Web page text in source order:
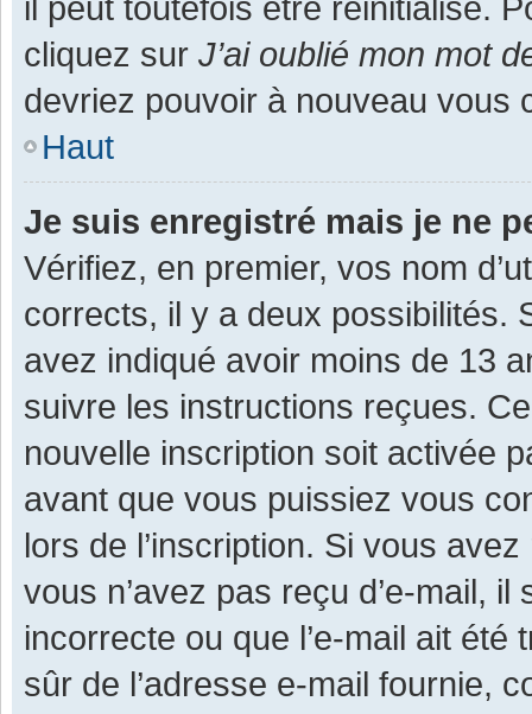
cliquez sur J’ai oublié mon mot
devriez pouvoir à nouveau vous
Haut
Je suis enregistré mais je ne
Vérifiez, en premier, vos nom
corrects, il y a deux possibilités.
avez indiqué avoir moins de 13
suivre les instructions reçues.
nouvelle inscription soit activée
avant que vous puissiez vous
lors de l’inscription. Si vous
vous n’avez pas reçu d’e-mail,
incorrecte ou que l’e-mail ait
sûr de l’adresse e-mail fournie,